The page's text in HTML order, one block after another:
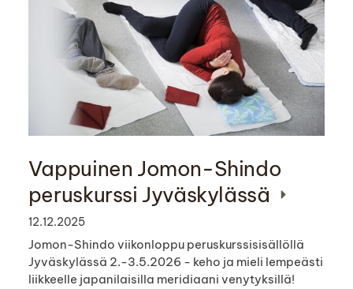
Vappuinen Jomon-Shindo
peruskurssi Jyväskylässä
12.12.2025
Jomon-Shindo viikonloppu peruskurssisisällöllä
Jyväskylässä 2.-3.5.2026 - keho ja mieli lempeästi
liikkeelle japanilaisilla meridiaani venytyksillä!